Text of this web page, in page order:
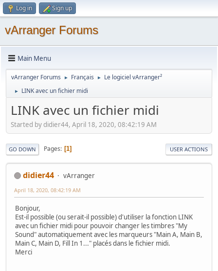
Log in Sign up
vArranger Forums
Main Menu
vArranger Forums ► Français ► Le logiciel vArranger²
► LINK avec un fichier midi
LINK avec un fichier midi
Started by didier44, April 18, 2020, 08:42:19 AM
GO DOWN Pages 1 USER ACTIONS
didier44 vArranger
April 18, 2020, 08:42:19 AM
Bonjour,
Est-il possible (ou serait-il possible) d'utiliser la fonction LINK
avec un fichier midi pour pouvoir changer les timbres "My
Sound" automatiquement avec les marqueurs "Main A, Main B,
Main C, Main D, Fill In 1..." placés dans le fichier midi.
Merci